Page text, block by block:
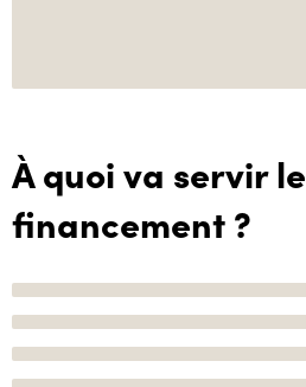
À quoi va servir le
financement ?